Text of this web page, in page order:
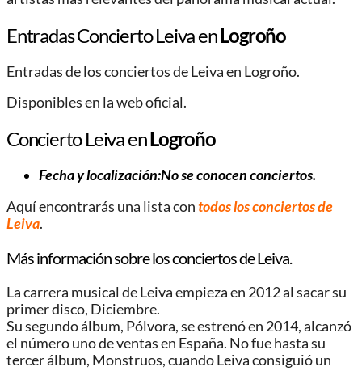
Entradas Concierto Leiva enLogroño
Entradas de los conciertos de Leiva en Logroño.
Disponibles en la web oficial.
Concierto Leiva enLogroño
Fecha y localización:No se conocen conciertos.
Aquí encontrarás una lista contodos los conciertos de
Leiva.
Más información sobre los conciertos de Leiva.
La carrera musical de Leiva empieza en 2012 al sacar su
primer disco, Diciembre.
Su segundo álbum, Pólvora, se estrenó en 2014, alcanzó
el número uno de ventas en España. No fue hasta su
tercer álbum, Monstruos, cuando Leiva consiguió un